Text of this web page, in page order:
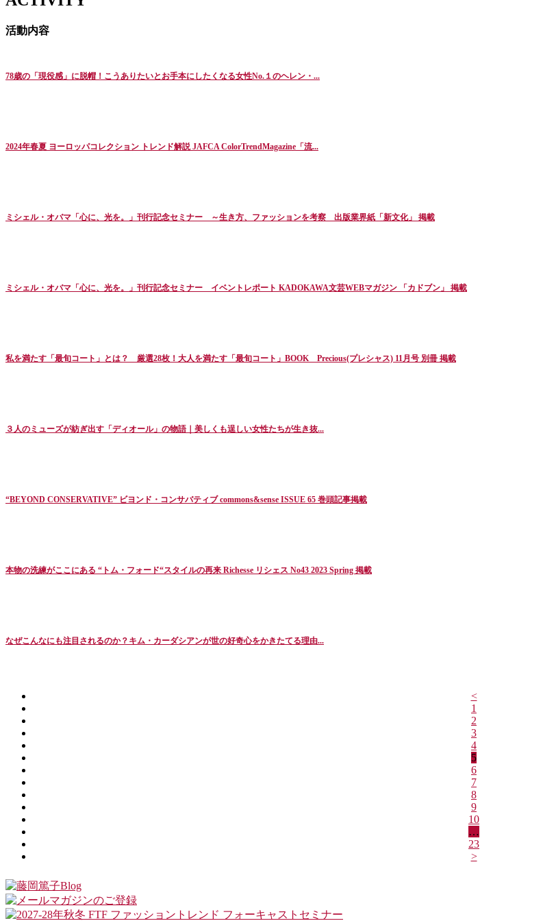
活動内容
78歳の「現役感」に脱帽！こうありたいとお手本にしたくなる女性No.１のヘレン・...
2024年春夏 ヨーロッパコレクション トレンド解説 JAFCA ColorTrendMagazine「流...
ミシェル・オバマ「心に、光を。」刊行記念セミナー ～生き方、ファッションを考察 出版業界紙「新文化」 掲載
ミシェル・オバマ「心に、光を。」刊行記念セミナー イベントレポート KADOKAWA文芸WEBマガジン 「カドブン」 掲載
私を満たす「最旬コート」とは？ 厳選28枚！大人を満たす「最旬コート」BOOK Precious(プレシャス) 11月号 別冊 掲載
３人のミューズが紡ぎ出す「ディオール」の物語｜美しくも逞しい女性たちが生き抜...
“BEYOND CONSERVATIVE” ビヨンド・コンサバティブ commons&sense ISSUE 65 巻頭記事掲載
本物の洗練がここにある “トム・フォード“スタイルの再来 Richesse リシェス No43 2023 Spring 掲載
なぜこんなにも注目されるのか？キム・カーダシアンが世の好奇心をかきたてる理由...
<
1
2
3
4
5
6
7
8
9
10
…
23
>